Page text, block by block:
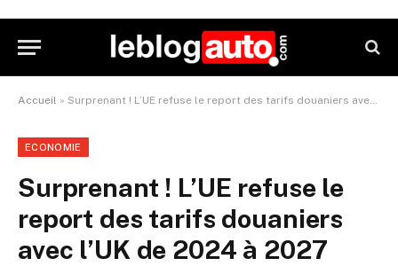
Accueil » Surprenant ! L’UE refuse le report des tarifs douaniers avec l’UK de 2024 à 2027
ECONOMIE
Surprenant ! L’UE refuse le
report des tarifs douaniers
avec l’UK de 2024 à 2027